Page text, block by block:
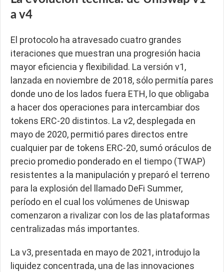
a v4
El protocolo ha atravesado cuatro grandes
iteraciones que muestran una progresión hacia
mayor eficiencia y flexibilidad. La versión v1,
lanzada en noviembre de 2018, sólo permitía pares
donde uno de los lados fuera ETH, lo que obligaba
a hacer dos operaciones para intercambiar dos
tokens ERC-20 distintos. La v2, desplegada en
mayo de 2020, permitió pares directos entre
cualquier par de tokens ERC-20, sumó oráculos de
precio promedio ponderado en el tiempo (TWAP)
resistentes a la manipulación y preparó el terreno
para la explosión del llamado DeFi Summer,
período en el cual los volúmenes de Uniswap
comenzaron a rivalizar con los de las plataformas
centralizadas más importantes.
La v3, presentada en mayo de 2021, introdujo la
liquidez concentrada, una de las innovaciones